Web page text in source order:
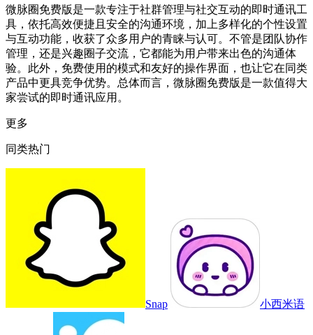
微脉圈免费版是一款专注于社群管理与社交互动的即时通讯工
具，依托高效便捷且安全的沟通环境，加上多样化的个性设置
与互动功能，收获了众多用户的青睐与认可。不管是团队协作
管理，还是兴趣圈子交流，它都能为用户带来出色的沟通体
验。此外，免费使用的模式和友好的操作界面，也让它在同类
产品中更具竞争优势。总体而言，微脉圈免费版是一款值得大
家尝试的即时通讯应用。
更多
同类热门
Snap 小西米语